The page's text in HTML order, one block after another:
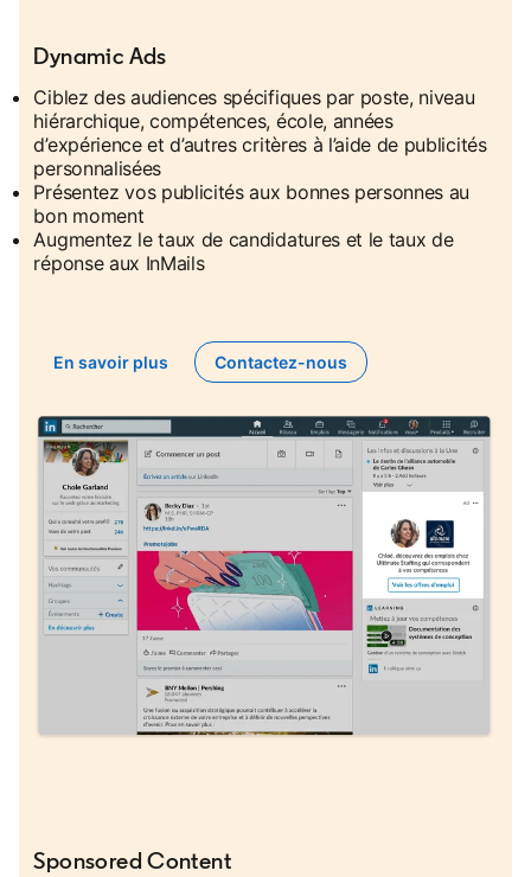
Dynamic Ads
Ciblez des audiences spécifiques par poste, niveau
hiérarchique, compétences, école, années
d’expérience et d’autres critères à l’aide de publicités
personnalisées
Présentez vos publicités aux bonnes personnes au
bon moment
Augmentez le taux de candidatures et le taux de
réponse aux InMails
En savoir plus Contactez-nous
Sponsored Content